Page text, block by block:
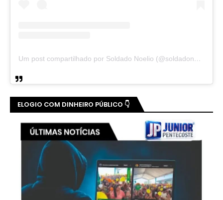
Um post compartilhado por Soldado Noelio (@soldadonoelio)
ELOGIO COM DINHEIRO PÚBLICO 👇